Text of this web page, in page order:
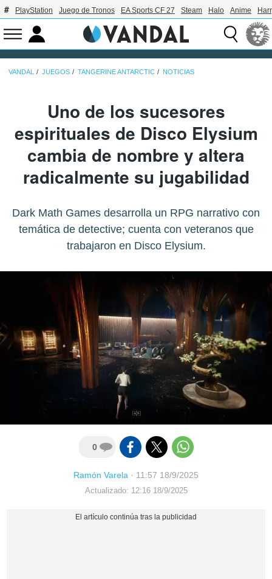
PlayStation Juego de Tronos EA Sports CF 27 Steam Halo Anime
VANDAL JUEGOS TANGERINE ANTARCTIC NOTICIAS
Uno de los sucesores
espirituales de Disco Elysium
cambia de nombre y altera
radicalmente su jugabilidad
Dark Math Games desarrolla un RPG narrativo con
temática de detective; cuenta con veteranos que
trabajaron en Disco Elysium.
0
Ramón Varela · 11:57 18/9/2025
Actualizado: 12:16 18/9/2025